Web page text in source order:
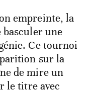
empreinte, la
basculer une
Ce tournoi
sur la
de mire un
le titre avec